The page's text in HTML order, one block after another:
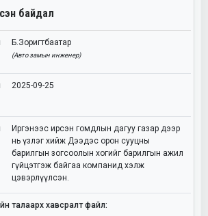
байдал
Б.Зоригтбаатар
(Авто замын инженер)
2025-09-25
Иргэнээс ирсэн гомдлын дагуу газар дээр
нь үзлэг хийж Дээдэс орон сууцны
барилгын зогсоолын хогийг барилгын ажил
гүйцэтгэж байгаа компанид хэлж
цэвэрлүүлсэн.
талаарх хавсралт файл: